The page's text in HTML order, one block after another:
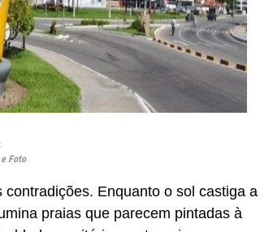
Foto
Enquanto o sol castiga a
praias que parecem pintadas à